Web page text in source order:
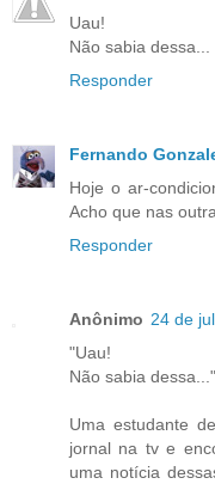
Uau!
Não sabia dessa...
Responder
Fernando
Hoje o ar-
Acho que nas
Responder
Anônimo 24 de
"Uau!
Não sabia
Uma estudante
jornal na tv e
uma notícia